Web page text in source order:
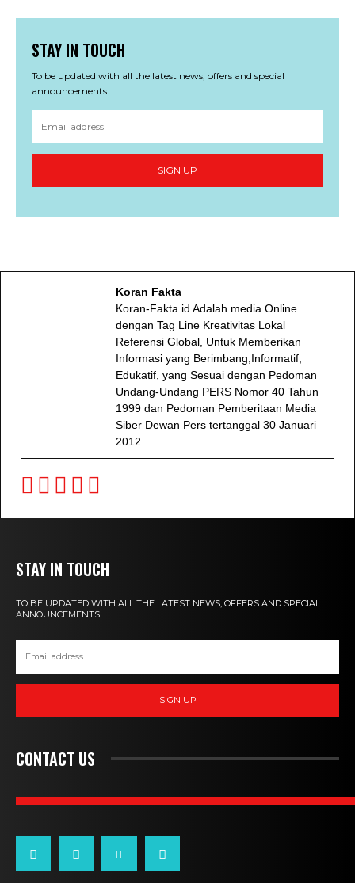
STAY IN TOUCH
To be updated with all the latest news, offers and special
announcements.
SIGN UP
Koran Fakta
Koran-Fakta.id Adalah media Online
dengan Tag Line Kreativitas Lokal
Referensi Global, Untuk Memberikan
Informasi yang Berimbang,Informatif,
Edukatif, yang Sesuai dengan Pedoman
Undang-Undang PERS Nomor 40 Tahun
1999 dan Pedoman Pemberitaan Media
Siber Dewan Pers tertanggal 30 Januari
2012
STAY IN TOUCH
TO BE UPDATED WITH ALL THE LATEST NEWS, OFFERS AND SPECIAL
ANNOUNCEMENTS.
SIGN UP
CONTACT US